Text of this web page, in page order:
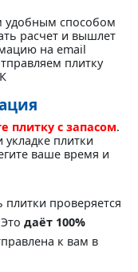
удобным способом
расчет и вышлет
на email
плитку
плитку с запасом.
плитки
ваше время и
плитки проверяется
даёт 100%
к вам в